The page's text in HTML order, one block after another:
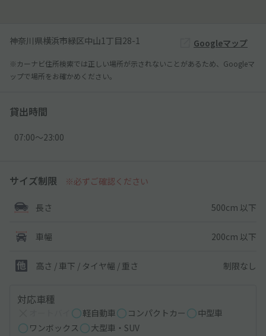
神奈川県横浜市緑区中山1丁目28-1 Googleマップ
※カーナビ住所検索では正しい場所が示されないことがあるため、Googleマ
ップで場所をお確かめください。
貸出時間
07:00〜23:00
サイズ制限 ※必ずご確認ください
長さ 500cm 以下
車幅 200cm 以下
高さ / 車下 / タイヤ幅 / 重さ 制限なし
対応車種
軽自動車 コンパクトカー
中型車
ワンボックス
大型車・SUV